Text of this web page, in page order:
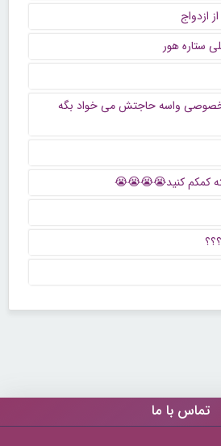
ازدواج
ستاره هور
واسه حاجتش می خواد بگه
کمکم کنید😭😭😭😭
تماس با ما